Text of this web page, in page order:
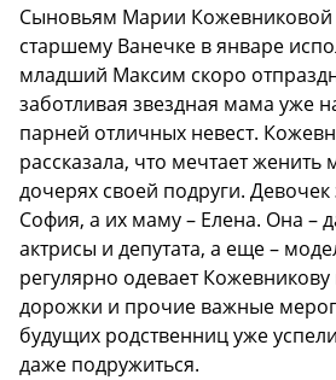
Сыновьям Марии Кожевниковой
старшему Ванечке в январе
младший Максим скоро
заботливая звездная мама уже
парней отличных невест.
рассказала, что мечтает
дочерях своей подруги. Девочек
София, а их маму – Елена. Она –
актрисы и депутата, а еще –
регулярно одевает
дорожки и прочие важные
будущих родственниц уже
даже подружиться.